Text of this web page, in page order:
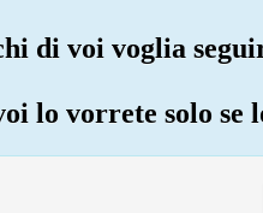
di voi voglia
lo vorrete solo